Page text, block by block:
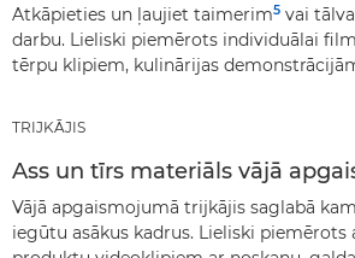
Atkāpieties un ļaujiet taimerim5 vai
darbu. Lieliski piemērots individuālai
tērpu klipiem, kulinārijas
TRIJKĀJIS
Ass un tīrs materiāls vājā
Vājā apgaismojumā trijkājis saglabā
iegūtu asākus kadrus. Lieliski piemērots